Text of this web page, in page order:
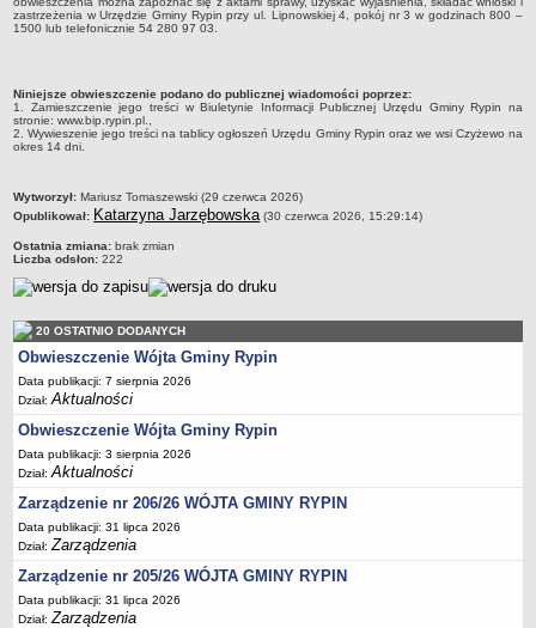
Tabela informacyjna
Czas pracy urzędu
Pracownicy urzędu - urząd gminy
Pracownicy urzędu - baza magazynowo - warsztatowa
Regulamin organizacyjny
Regulamin naboru na wolne stanowiska urzędnicze
Ogłoszenia o naborze na wolne stanowiska urzędnicze
Lista kandydatów spełniających wymagania formalne w naborach na
Wyniki naboru na wolne stanowiska urzędnicze
Sygnaliści
Galeria
Raporty o stanie dostępności
Wnioski
Struktura organizacyjna
Rada gminy
Wójt
zastrzeżenia w Urzędzie Gminy Rypin przy ul. Lipnowskiej 4, pokój nr 3 w godzinach 800 –
1500 lub telefonicznie 54 280 97 03.
Niniejsze obwieszczenie podano do publicznej wiadomości poprzez:
1. Zamieszczenie jego treści w Biuletynie Informacji Publicznej Urzędu Gminy Rypin na
stronie: www.bip.rypin.pl.,
2. Wywieszenie jego treści na tablicy ogłoszeń Urzędu Gminy Rypin oraz we wsi Czyżewo na
okres 14 dni.
metryczka
Wytworzył: Mariusz Tomaszewski (29 czerwca 2026)
Opublikował: Katarzyna Jarzębowska (30 czerwca 2026, 15:29:14)
Ostatnia zmiana: brak zmian
Liczba odsłon: 222
20 OSTATNIO DODANYCH
Obwieszczenie Wójta Gminy Rypin
Data publikacji: 7 sierpnia 2026
Dział:Aktualności
Obwieszczenie Wójta Gminy Rypin
Data publikacji: 3 sierpnia 2026
Dział:Aktualności
Zarządzenie nr 206/26 WÓJTA GMINY RYPIN
Data publikacji: 31 lipca 2026
Dział:Zarządzenia
Zarządzenie nr 205/26 WÓJTA GMINY RYPIN
Data publikacji: 31 lipca 2026
Dział:Zarządzenia